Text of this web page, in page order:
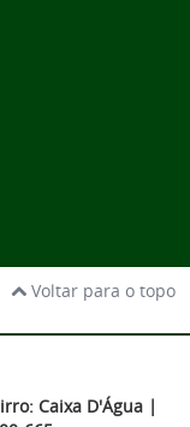
Voltar para o topo
Caixa D'Água |